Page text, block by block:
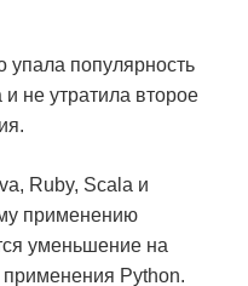
упала популярность
не утратила второе
Ruby, Scala и
применению
уменьшение на
Python.